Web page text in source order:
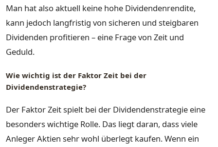
Man hat also aktuell keine hohe Dividendenrendite,
kann jedoch langfristig von sicheren und steigbaren
Dividenden profitieren – eine Frage von Zeit und
Geduld.
Wie wichtig ist der Faktor Zeit bei der
Dividendenstrategie?
Der Faktor Zeit spielt bei der Dividendenstrategie eine
besonders wichtige Rolle. Das liegt daran, dass viele
Anleger Aktien sehr wohl überlegt kaufen. Wenn ein